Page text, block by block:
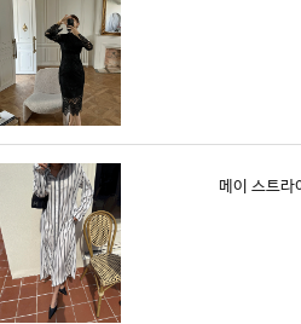
메이 스트라